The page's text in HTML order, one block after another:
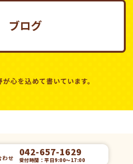
ブログ
わせ
042-657-1629
受付時間：平日9:00～17:00